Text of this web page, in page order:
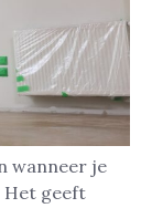
wanneer je
Het geeft